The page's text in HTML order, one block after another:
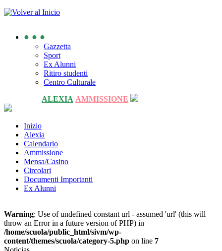
● ● ●
Gazzetta
Sport
Ex Alunni
Ritiro studenti
Centro Culturale
ALEXIA AMMISSIONE
Inizio
Alexia
Calendario
Ammissione
Mensa/Casino
Circolari
Documenti Importanti
Ex Alunni
Warning: Use of undefined constant url - assumed 'url' (this will
throw an Error in a future version of PHP) in
/home/scuola/public_html/sivm/wp-
content/themes/scuola/category-5.php on line 7